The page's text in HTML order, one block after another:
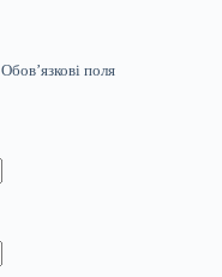
Обов’язкові поля